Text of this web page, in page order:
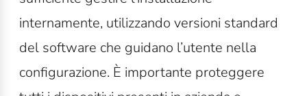
internamente, utilizzando versioni standard
del software che guidano l’utente nella
configurazione. È importante proteggere